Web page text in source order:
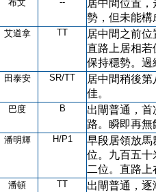
布文
居中間位置
勢，但未能構
艾道拿 TT
居中間之前
直路上居相若
保持穩勢。過
田泰安 SR/TT
居中間稍後
佳。
巴度 B
出閘普通，
路。瞬即再無
潘明輝 H/P1
早段居領放馬
位。九百五十
二位。直路
潘頓 TT
出閘普通，